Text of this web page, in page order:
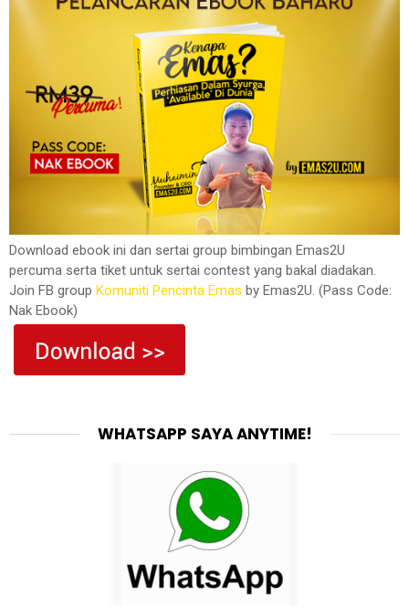
Download ebook ini dan sertai group bimbingan Emas2U
percuma serta tiket untuk sertai contest yang bakal diadakan.
Join FB group Komuniti Pencinta Emas by Emas2U. (Pass Code:
Nak Ebook)
WHATSAPP SAYA ANYTIME!